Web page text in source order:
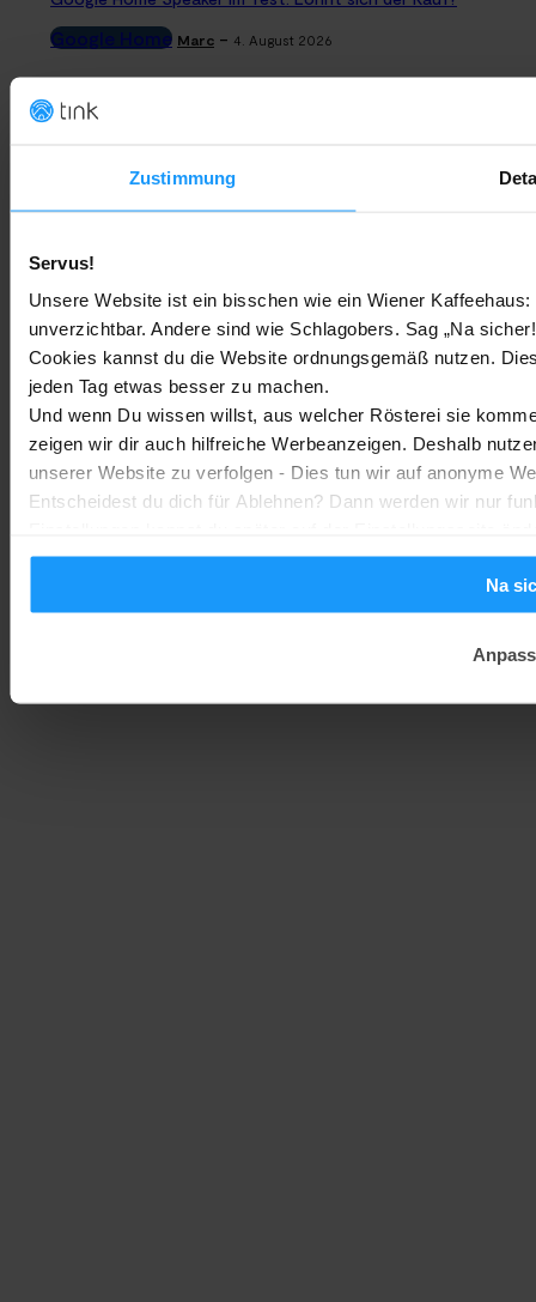
Zustimmung
Servus!
Unsere Website ist ein bisschen wie ein Wiener
unverzichtbar. Andere sind wie Schlagobers. Sag „Na
Cookies kannst du die Website ordnungsgemäß nutzen.
jeden Tag etwas besser zu machen.
Und wenn Du wissen willst, aus welcher Rösterei sie
zeigen wir dir auch hilfreiche Werbeanzeigen. Deshalb
unserer Website zu verfolgen - Dies tun wir auf anonyme
Entscheidest du dich für Ablehnen? Dann werden wir nur
Na
Google Home Marc - 4. August 2026
Rauchmelder Test 2026: Die besten smarten Modelle für Dein
Bestenlisten Marc - 3. August 2026
Kopfhörern
Trends & Technologien -
Homematic IP Kamera: Die neue Kamerafamilie im Überblick
Smarte Sicherheit -
MEHR LADEN